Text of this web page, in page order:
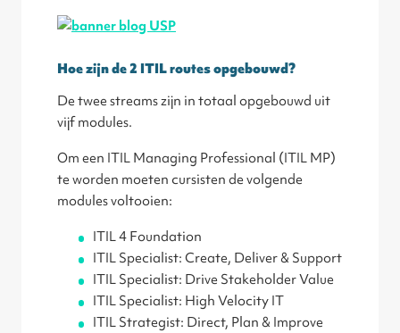
Hoe zijn de 2 ITIL routes opgebouwd?
De twee streams zijn in totaal opgebouwd uit
vijf modules.
Om een ITIL Managing Professional (ITIL MP)
te worden moeten cursisten de volgende
modules voltooien:
ITIL 4 Foundation
ITIL Specialist: Create, Deliver & Support
ITIL Specialist: Drive Stakeholder Value
ITIL Specialist: High Velocity IT
ITIL Strategist: Direct, Plan & Improve